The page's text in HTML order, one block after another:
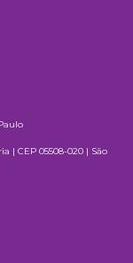
| CEP 05508-020 | São